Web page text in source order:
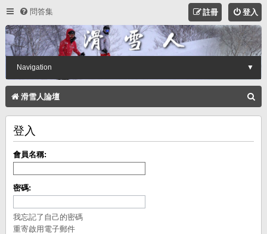
問答集 登入
註冊
Navigation ▼
滑雪人論壇
尋
登入
會員名稱:
密碼:
我忘記了自己的密碼
重寄啟用電子郵件